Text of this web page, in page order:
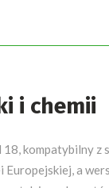
i chemii
kompatybilny z
a